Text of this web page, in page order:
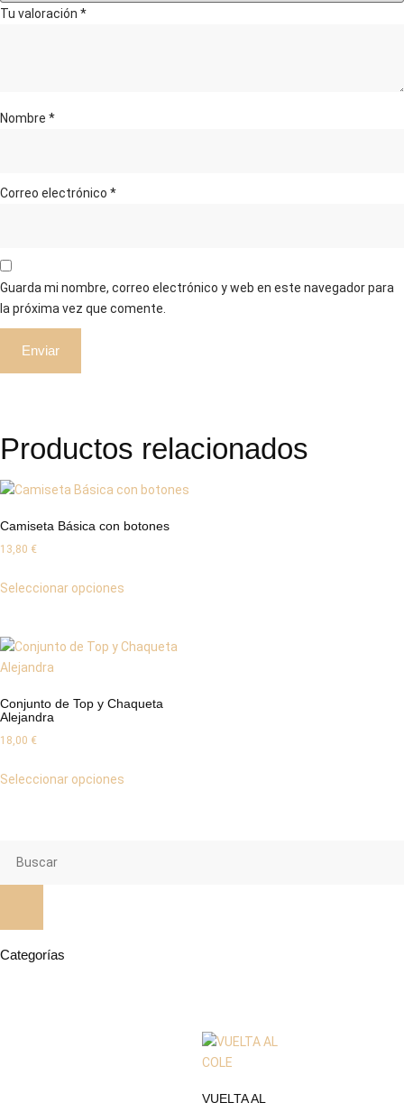
Tu valoración *
Nombre *
Correo electrónico *
Guarda mi nombre, correo electrónico y web en este navegador para
la próxima vez que comente.
Productos relacionados
Camiseta Básica con botones
13,80 €
Seleccionar opciones
Conjunto de Top y Chaqueta
Alejandra
18,00 €
Seleccionar opciones
Categorías
VUELTA AL